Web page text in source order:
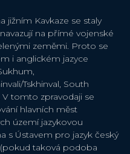
jižním Kavkaze se staly
na přímé vojenské
zeměmi. Proto se
i anglickém jazyce
Tskhinval, South
V tomto zpravodaji se
hlavních měst
území jazykovou
s Ústavem pro jazyk český
taková podoba